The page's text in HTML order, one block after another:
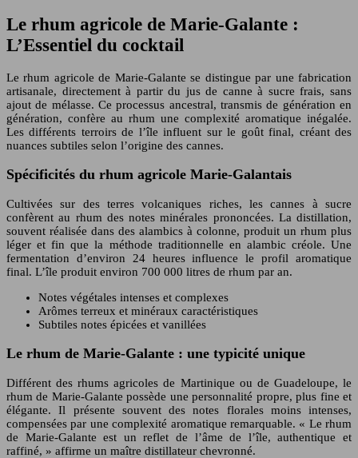
Le rhum agricole de Marie-Galante :
L’Essentiel du cocktail
Le rhum agricole de Marie-Galante se distingue par une fabrication
artisanale, directement à partir du jus de canne à sucre frais, sans
ajout de mélasse. Ce processus ancestral, transmis de génération en
génération, confère au rhum une complexité aromatique inégalée.
Les différents terroirs de l’île influent sur le goût final, créant des
nuances subtiles selon l’origine des cannes.
Spécificités du rhum agricole Marie-Galantais
Cultivées sur des terres volcaniques riches, les cannes à sucre
confèrent au rhum des notes minérales prononcées. La distillation,
souvent réalisée dans des alambics à colonne, produit un rhum plus
léger et fin que la méthode traditionnelle en alambic créole. Une
fermentation d’environ 24 heures influence le profil aromatique
final. L’île produit environ 700 000 litres de rhum par an.
Notes végétales intenses et complexes
Arômes terreux et minéraux caractéristiques
Subtiles notes épicées et vanillées
Le rhum de Marie-Galante : une typicité unique
Différent des rhums agricoles de Martinique ou de Guadeloupe, le
rhum de Marie-Galante possède une personnalité propre, plus fine et
élégante. Il présente souvent des notes florales moins intenses,
compensées par une complexité aromatique remarquable. « Le rhum
de Marie-Galante est un reflet de l’âme de l’île, authentique et
raffiné, » affirme un maître distillateur chevronné.